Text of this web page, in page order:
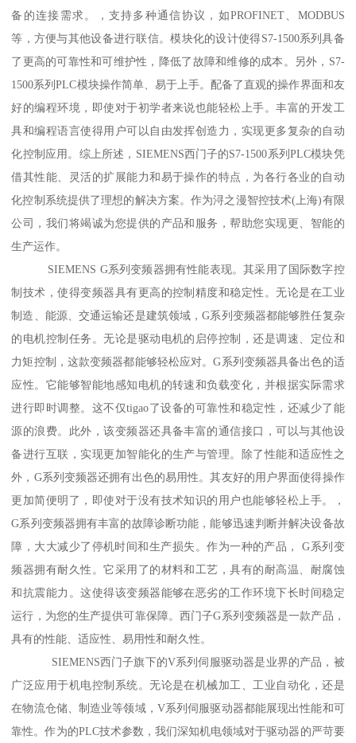
备的连接需求。，支持多种通信协议，如PROFINET、MODBUS
等，方便与其他设备进行联信。模块化的设计使得S7-1500系列具备
了更高的可靠性和可维护性，降低了故障和维修的成本。另外，S7-
1500系列PLC模块操作简单、易于上手。配备了直观的操作界面和友
好的编程环境，即使对于初学者来说也能轻松上手。丰富的开发工
具和编程语言使得用户可以自由发挥创造力，实现更多复杂的自动
化控制应用。综上所述，SIEMENS西门子的S7-1500系列PLC模块凭
借其性能、灵活的扩展能力和易于操作的特点，为各行各业的自动
化控制系统提供了理想的解决方案。作为浔之漫智控技术(上海)有限
公司，我们将竭诚为您提供的产品和服务，帮助您实现更、智能的
生产运作。
SIEMENS G系列变频器拥有性能表现。其采用了国际数字控
制技术，使得变频器具有更高的控制精度和稳定性。无论是在工业
制造、能源、交通运输还是建筑领域，G系列变频器都能够胜任复杂
的电机控制任务。无论是驱动电机的启停控制，还是调速、定位和
力矩控制，这款变频器都能够轻松应对。G系列变频器具备出色的适
应性。它能够智能地感知电机的转速和负载变化，并根据实际需求
进行即时调整。这不仅tigao了设备的可靠性和稳定性，还减少了能
源的浪费。此外，该变频器还具备丰富的通信接口，可以与其他设
备进行互联，实现更加智能化的生产与管理。除了性能和适应性之
外，G系列变频器还拥有出色的易用性。其友好的用户界面使得操作
更加简便明了，即使对于没有技术知识的用户也能够轻松上手。，
G系列变频器拥有丰富的故障诊断功能，能够迅速判断并解决设备故
障，大大减少了停机时间和生产损失。作为一种的产品， G系列变
频器拥有耐久性。它采用了的材料和工艺，具有的耐高温、耐腐蚀
和抗震能力。这使得该变频器能够在恶劣的工作环境下长时间稳定
运行，为您的生产提供可靠保障。西门子G系列变频器是一款产品，
具有的性能、适应性、易用性和耐久性。
SIEMENS西门子旗下的V系列伺服驱动器是业界的产品，被
广泛应用于机电控制系统。无论是在机械加工、工业自动化，还是
在物流仓储、制造业等领域，V系列伺服驱动器都能展现出性能和可
靠性。作为的PLC技术参数，我们深知机电领域对于驱动器的严苛要